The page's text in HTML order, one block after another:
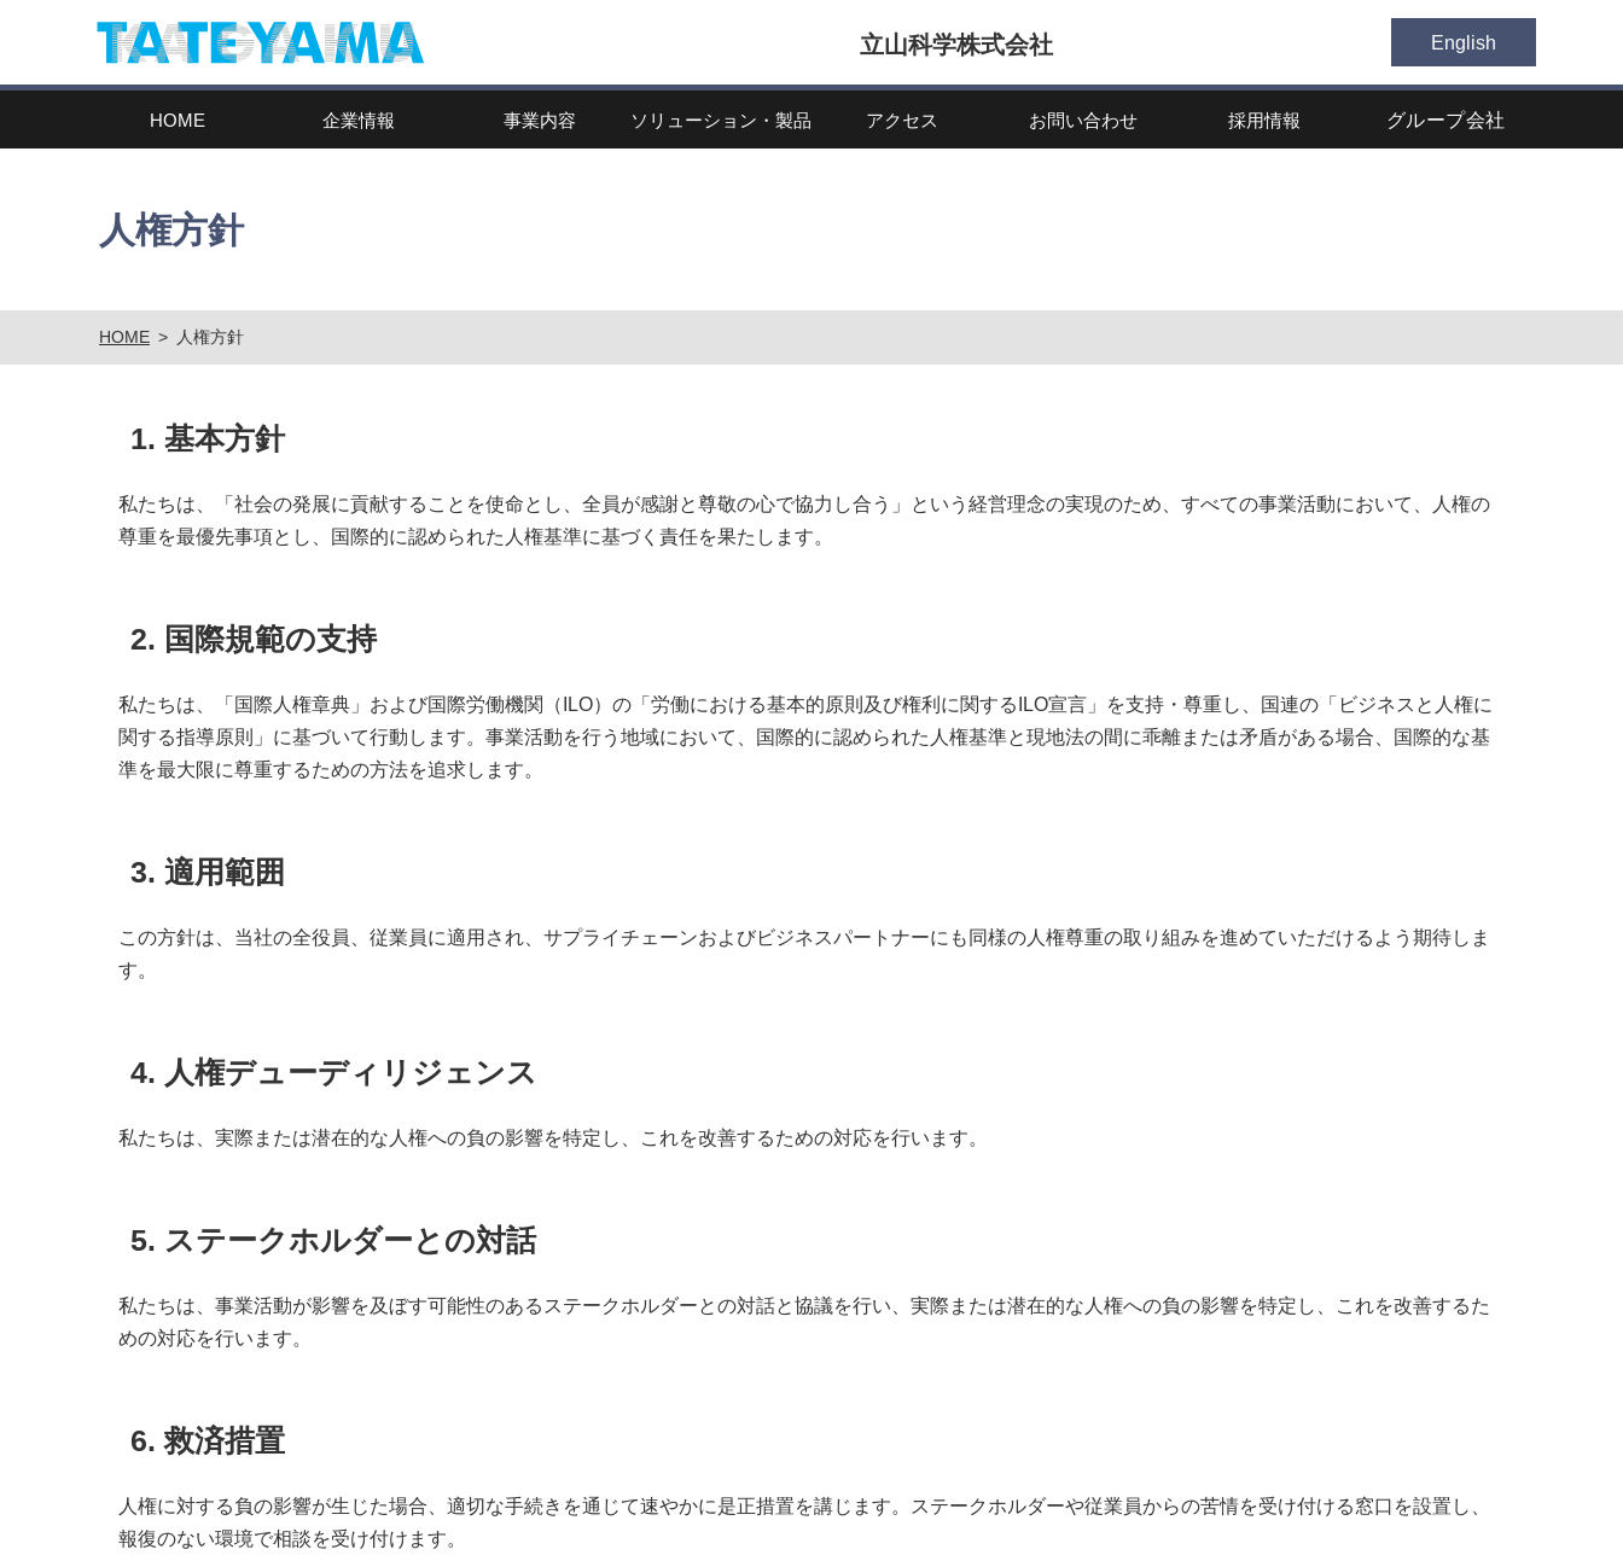
立山科学株式会社 English
HOME 企業情報 事業内容 ソリューション・製品 アクセス お問い合わせ 採用情報 グループ会社
人権方針
HOME > 人権方針
1. 基本方針
私たちは、「社会の発展に貢献することを使命とし、全員が感謝と尊敬の心で協力し合う」という経営理念の実現のため、すべての事業活動において、人権の
尊重を最優先事項とし、国際的に認められた人権基準に基づく責任を果たします。
2. 国際規範の支持
私たちは、「国際人権章典」および国際労働機関（ILO）の「労働における基本的原則及び権利に関するILO宣言」を支持・尊重し、国連の「ビジネスと人権に
関する指導原則」に基づいて行動します。事業活動を行う地域において、国際的に認められた人権基準と現地法の間に乖離または矛盾がある場合、国際的な基
準を最大限に尊重するための方法を追求します。
3. 適用範囲
この方針は、当社の全役員、従業員に適用され、サプライチェーンおよびビジネスパートナーにも同様の人権尊重の取り組みを進めていただけるよう期待しま
す。
4. 人権デューディリジェンス
私たちは、実際または潜在的な人権への負の影響を特定し、これを改善するための対応を行います。
5. ステークホルダーとの対話
私たちは、事業活動が影響を及ぼす可能性のあるステークホルダーとの対話と協議を行い、実際または潜在的な人権への負の影響を特定し、これを改善するた
めの対応を行います。
6. 救済措置
人権に対する負の影響が生じた場合、適切な手続きを通じて速やかに是正措置を講じます。ステークホルダーや従業員からの苦情を受け付ける窓口を設置し、
報復のない環境で相談を受け付けます。